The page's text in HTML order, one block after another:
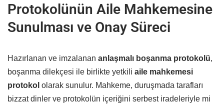
Protokolünün Aile Mahkemesine
Sunulması ve Onay Süreci
Hazırlanan ve imzalanan anlaşmalı boşanma protokolü,
boşanma dilekçesi ile birlikte yetkili aile mahkemesi
protokol olarak sunulur. Mahkeme, duruşmada tarafları
bizzat dinler ve protokolün içeriğini serbest iradeleriyle mi